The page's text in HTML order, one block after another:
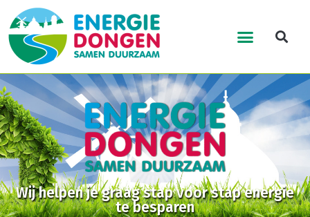
Wij helpen je graag stap voor stap energie
te besparen